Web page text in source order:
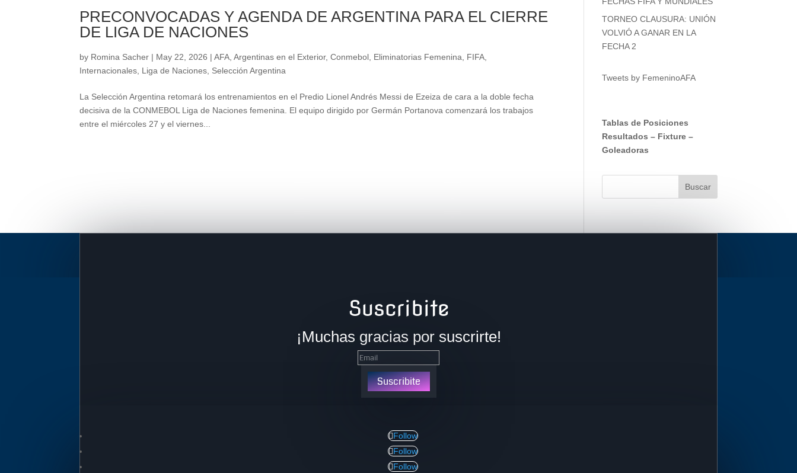
PRECONVOCADAS Y AGENDA DE ARGENTINA PARA EL CIERRE
DE LIGA DE NACIONES
by Romina Sacher | May 22, 2026 |AFA ,Argentinas en el Exterior,Conmebol Eliminatorias Femenina FIFA
Internacionales Liga de Naciones Selección Argentina
La Selección Argentina retomará los entrenamientos en el Predio Lionel Andrés Messi de Ezeiza de cara a la doble fecha
decisiva de la CONMEBOL Liga de Naciones femenina. El equipo dirigido por Germán Portanova comenzará los trabajos
entre el miércoles 27 y el viernes...
TORNEO CLAUSURA: UNIÓN
VOLVIÓ A GANAR EN LA
FECHA 2
Tweets by FemeninoAFA
Tablas de Posiciones
Resultados – Fixture –
Goleadoras
Suscribite
¡Muchas gracias por suscrirte!
Suscribite
Follow
Follow
Follow